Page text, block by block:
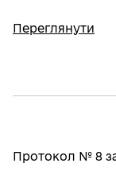
Переглянути
Протокол № 8